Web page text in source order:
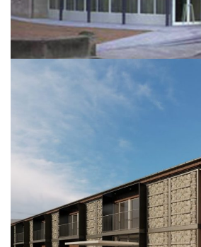
Residencia en
ARQUITECTURA